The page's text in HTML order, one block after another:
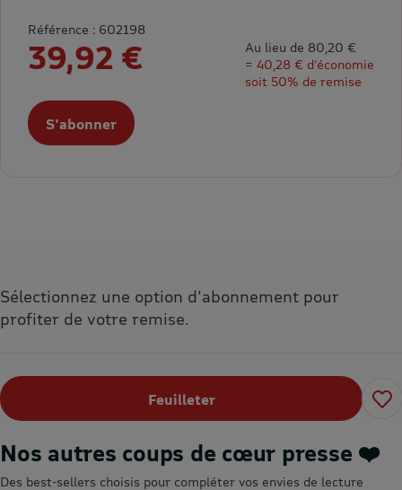
Référence : 602198
39,92 €
Au lieu de 80,20 €
= 40,28 € d’économie
soit 50% de remise
S'abonner
Sélectionnez une option d'abonnement pour
profiter de votre remise.
Feuilleter
Nos autres coups de cœur presse ❤️
Des best-sellers choisis pour compléter vos envies de lecture